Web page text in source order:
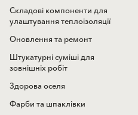
Складові компоненти для
улаштування теплоізоляції
Оновлення та ремонт
Штукатурні суміші для
зовнішніх робіт
Здорова оселя
Фарби та шпаклівки